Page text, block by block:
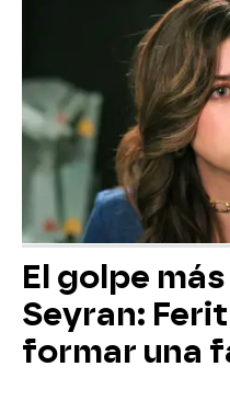
El golpe
Seyran:
formar una